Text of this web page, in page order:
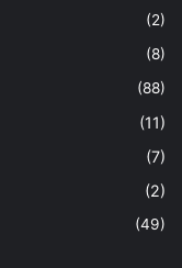
(2)
(8)
(88)
(11)
(7)
(2)
(49)